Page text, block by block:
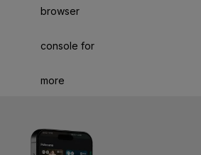
browser
console for
more